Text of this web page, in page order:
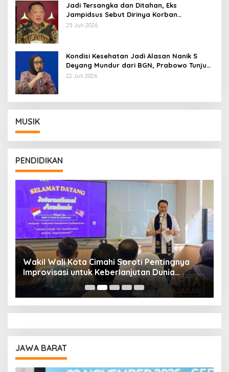
Jadi Tersangka dan Ditahan, Eks
Jampidsus Sebut Dirinya Korban
Kriminalisasi
25 Juli 2026
Kondisi Kesehatan Jadi Alasan Nanik S
Deyang Mundur dari BGN, Prabowo Tunjuk
Wamentan Sudaryono
22 Juli 2026
MUSIK
PENDIDIKAN
Wakil Wali Kota Cimahi Soroti Pentingnya
Improvisasi untuk Keberlanjutan Dunia
Pendidikan
JAWA BARAT